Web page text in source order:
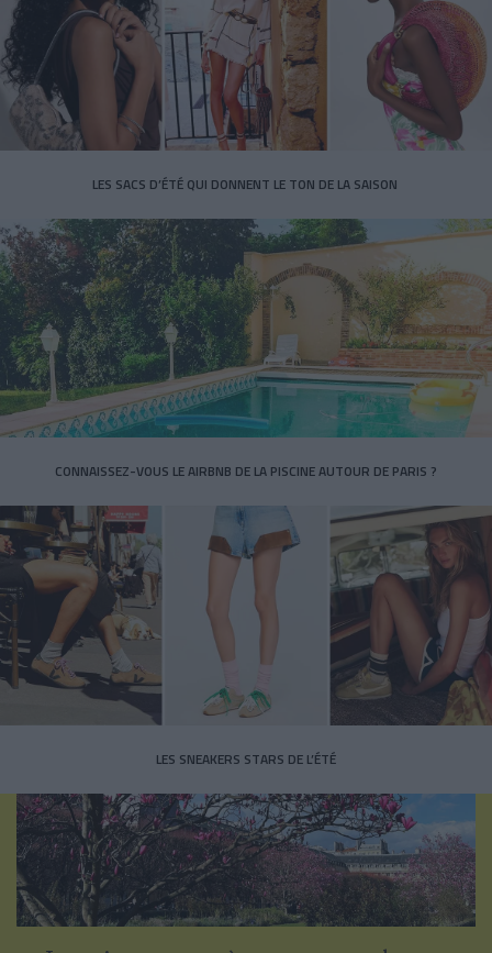
LES SACS D’ÉTÉ QUI DONNENT LE TON DE LA SAISON
CONNAISSEZ-VOUS LE AIRBNB DE LA PISCINE AUTOUR DE PARIS ?
LES SNEAKERS STARS DE L’ÉTÉ